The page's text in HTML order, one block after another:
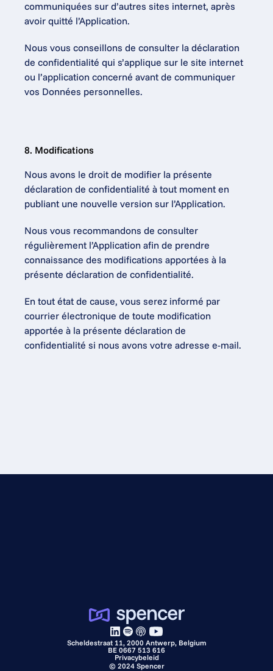
communiquées sur d’autres sites internet, après
avoir quitté l’Application.
Nous vous conseillons de consulter la déclaration
de confidentialité qui s’applique sur le site internet
ou l’application concerné avant de communiquer
vos Données personnelles.
8. Modifications
Nous avons le droit de modifier la présente
déclaration de confidentialité à tout moment en
publiant une nouvelle version sur l’Application.
Nous vous recommandons de consulter
régulièrement l’Application afin de prendre
connaissance des modifications apportées à la
présente déclaration de confidentialité.
En tout état de cause, vous serez informé par
courrier électronique de toute modification
apportée à la présente déclaration de
confidentialité si nous avons votre adresse e-mail.
Scheldestraat 11, 2000 Antwerp, Belgium
BE 0667 513 616
Privacybeleid
© 2024 Spencer